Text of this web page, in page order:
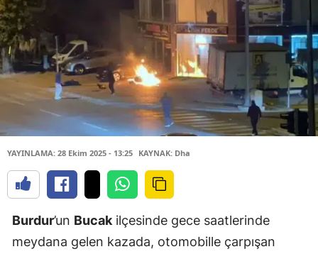
YAYINLAMA: 28 Ekim 2025 - 13:25 KAYNAK: Dha
Burdur’un Bucakilçesinde gece saatlerinde
meydana gelen kazada, otomobille çarpışan